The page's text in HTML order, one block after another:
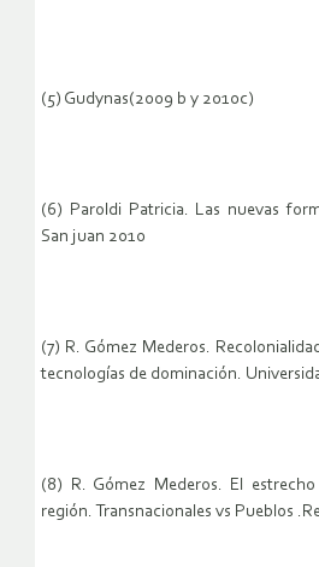
(5) Gudynas(2009 b y 2010c)
(6) Paroldi Patricia. Las nuevas
San juan 2010
(7) R. Gómez Mederos.
tecnologías de dominación.
(8) R. Gómez Mederos. El
región. Transnacionales vs Pueblos